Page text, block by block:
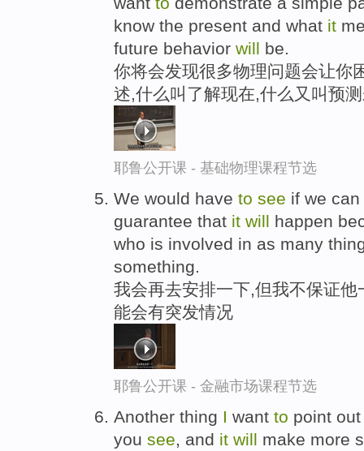
know the present and what it
future behavior will be.
你将会发现很多物理问题会让你
述,什么叫了解现在,什么又叫预
耶鲁公开课 - 基础物理课程节选
We would have to see if we
guarantee that it will happen
who is involved in as many
something.
我会再去安排一下,但我不保证
能会有突发情况
耶鲁公开课 - 金融市场课程节选
Another thing I want to point
you see, and it will make more